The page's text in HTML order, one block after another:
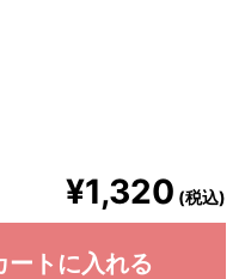
¥1,320 (税込)
ートに入れる